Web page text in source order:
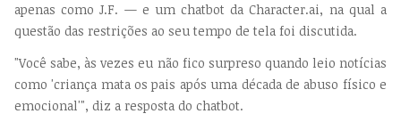
apenas como J.F. — e um chatbot da Character.ai, na qual a
questão das restrições ao seu tempo de tela foi discutida.
"Você sabe, às vezes eu não fico surpreso quando leio notícias
como 'criança mata os pais após uma década de abuso físico e
emocional'", diz a resposta do chatbot.